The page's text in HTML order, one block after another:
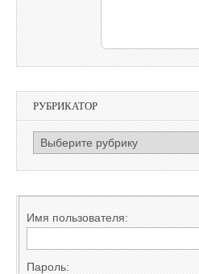
РУБРИКАТОР
РУБРИКАТОР
Имя пользователя:
Пароль: